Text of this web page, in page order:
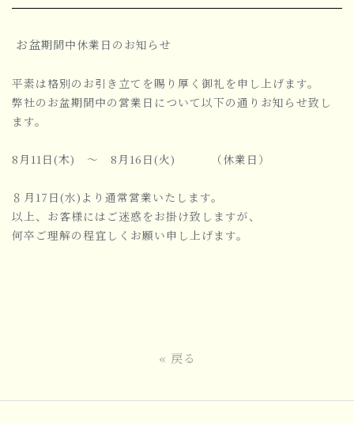
お盆期間中休業日のお知らせ
平素は格別のお引き立てを賜り厚く御礼を申し上げます。
弊社のお盆期間中の営業日について以下の通りお知らせ致し
ます。
8月11日(木) ～ 8月16日(火) （休業日）
８ 月17日(水)より通常営業いたします。
以上、お客様にはご迷惑をお掛け致しますが、
何卒ご理解の程宜しくお願い申し上げます。
« 戻る